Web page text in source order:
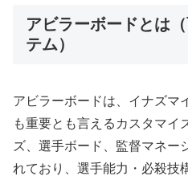
アビラーボードとは
テム）
アビラーボードは、イナズマ
も重要とも言えるカスタマイ
ズ、選手ボード、監督マネー
れており、選手能力・必殺技